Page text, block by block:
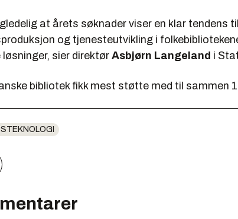
at årets søknader viser en klar tendens
og tjenesteutvikling i
løsninger, sier direktør Asbjørn Langeland i
bibliotek fikk mest støtte med til sammen